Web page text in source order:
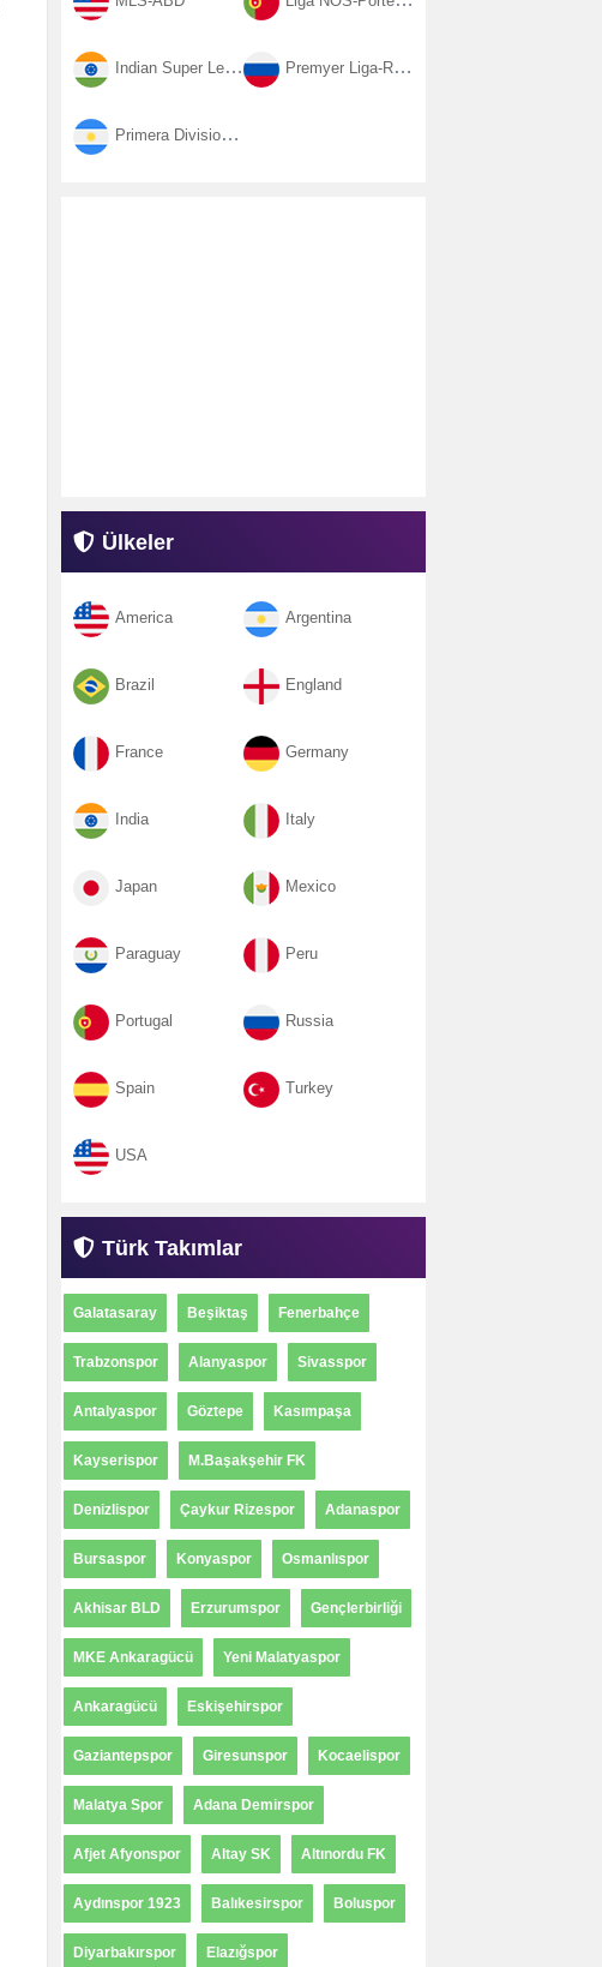
Indian Super League-Hindistan Premyer Liga-Rusya
Primera Division-Arjantin
Ülkeler
America Argentina
Brazil England
France Germany
India Italy
Japan Mexico
Paraguay Peru
Portugal Russia
Spain Turkey
USA
Türk Takımlar
Galatasaray Beşiktaş Fenerbahçe
Trabzonspor Alanyaspor Sivasspor
Antalyaspor Göztepe Kasımpaşa
Kayserispor M.Başakşehir FK
Denizlispor Çaykur Rizespor Adanaspor
Bursaspor Konyaspor Osmanlıspor
Akhisar BLD Erzurumspor Gençlerbirliği
MKE Ankaragücü Yeni Malatyaspor
Ankaragücü Eskişehirspor
Gaziantepspor Giresunspor Kocaelispor
Malatya Spor Adana Demirspor
Afjet Afyonspor Altay SK Altınordu FK
Aydınspor 1923 Balıkesirspor Boluspor
Diyarbakırspor Elazığspor